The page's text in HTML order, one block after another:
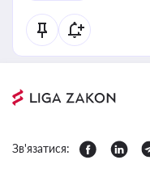
Зв'язатися: